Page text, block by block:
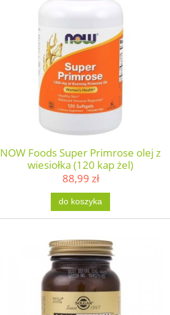
NOW Foods Super Primrose olej z
wiesiołka (120 kap żel)
88,99 zł
do koszyka